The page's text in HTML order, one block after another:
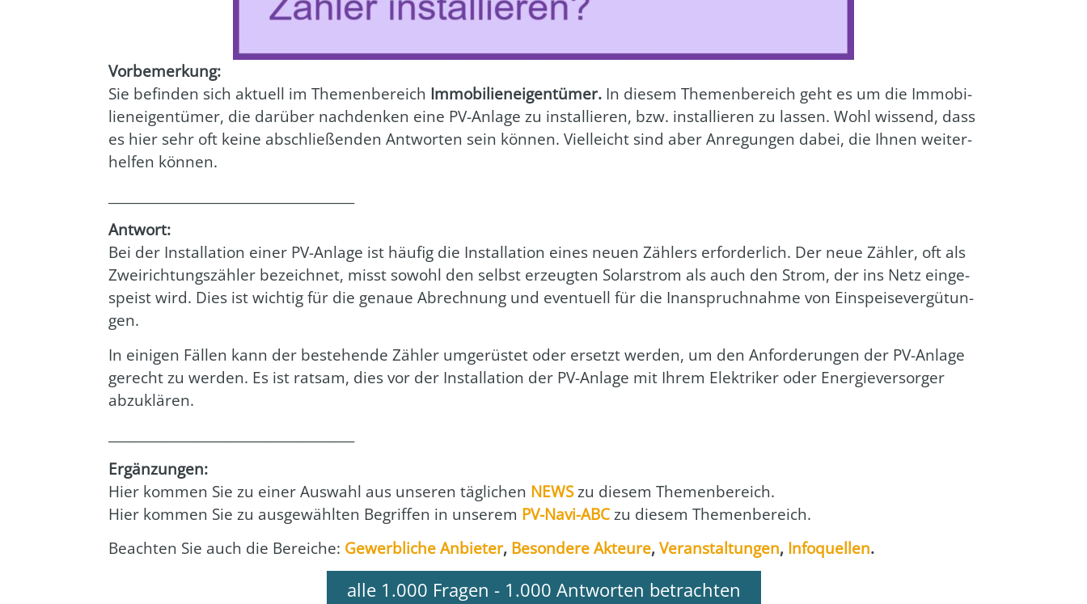
Vor­be­mer­kung:
Sie befin­den sich aktu­ell im The­men­be­reich Immo­bi­li­en­ei­gen­tü­mer. In die­sem The­men­be­reich geht es um die Immo­bi­
li­en­ei­gen­tü­mer, die dar­über nach­den­ken eine PV-Anla­ge zu instal­lie­ren, bzw. instal­lie­ren zu las­sen. Wohl wis­send, dass
es hier sehr oft kei­ne abschlie­ßen­den Ant­wor­ten sein kön­nen. Viel­leicht sind aber Anre­gun­gen dabei, die Ihnen wei­ter­
hel­fen kön­nen.
Ant­wort:
Bei der Instal­la­ti­on einer PV-Anla­ge ist häu­fig die Instal­la­ti­on eines neu­en Zäh­lers erfor­der­lich. Der neue Zäh­ler, oft als
Zwei­rich­tungs­zäh­ler bezeich­net, misst sowohl den selbst erzeug­ten Solar­strom als auch den Strom, der ins Netz ein­ge­
speist wird. Dies ist wich­tig für die genaue Abrech­nung und even­tu­ell für die Inan­spruch­nah­me von Ein­spei­se­ver­gü­tun­
gen.
In eini­gen Fäl­len kann der bestehen­de Zäh­ler umge­rüs­tet oder ersetzt wer­den, um den Anfor­de­run­gen der PV-Anla­ge
gerecht zu wer­den. Es ist rat­sam, dies vor der Instal­la­ti­on der PV-Anla­ge mit Ihrem Elek­tri­ker oder Ener­gie­ver­sor­ger
abzu­klä­ren.
Ergän­zun­gen:
Hier kom­men Sie zu einer Aus­wahl aus unse­ren täg­li­chen NEWSzu die­sem The­men­be­reich.
Hier kom­men Sie zu aus­ge­wähl­ten Begrif­fen in unse­rem PV-Navi-ABCzu die­sem The­men­be­reich.
Beach­ten Sie auch die Berei­che: Gewerb­li­che Anbie­ter, Beson­de­re Akteu­re,Ver­an­stal­tun­gen, Info­quel­len.
alle 1.000 Fragen - 1.000 Antworten betrachten